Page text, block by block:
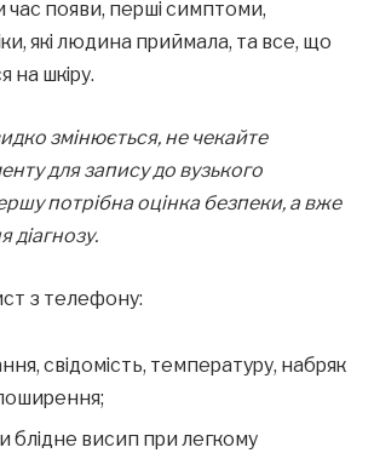
час появи, перші симптоми,
які людина приймала, та все, що
на шкіру.
змінюється, не чекайте
для запису до вузького
потрібна оцінка безпеки, а вже
діагнозу.
з телефону:
свідомість, температуру, набряк
блідне висип при легкому